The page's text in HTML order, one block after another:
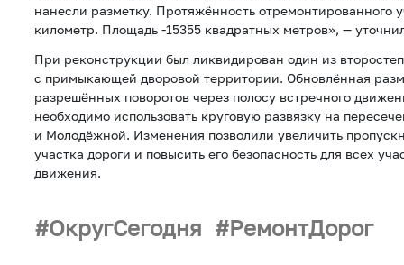
нанесли разметку. Протяжённость отремонтированного
километр. Площадь -15355 квадратных метров», —
При реконструкции был ликвидирован один из
с примыкающей дворовой территории. Обновлённая
разрешённых поворотов через полосу встречного
необходимо использовать круговую развязку на
и Молодёжной. Изменения позволили увеличить
участка дороги и повысить его безопасность для всех
движения.
ОкругСегодня РемонтДорог